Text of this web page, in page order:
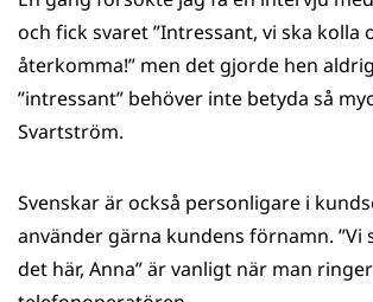
och fick svaret ”Intressant, vi ska kolla
återkomma!” men det gjorde hen
”intressant” behöver inte betyda så
Svartström.
Svenskar är också personligare i
använder gärna kundens förnamn. ”Vi
det här, Anna” är vanligt när man ringer